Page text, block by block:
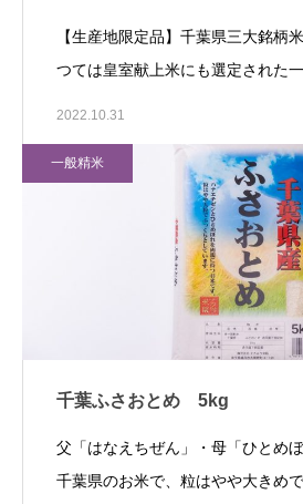
【生産地限定品】千葉県三大銘柄
つては皇室献上米にも選定された
2022.10.31
一般精米
千葉ふさおとめ 5kg
父「はなえちぜん」・母「ひとめ
千葉県のお米で、粒はやや大きめ